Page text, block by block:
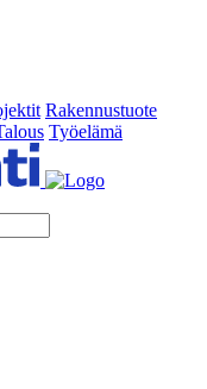
Rakennustuote
Työelämä